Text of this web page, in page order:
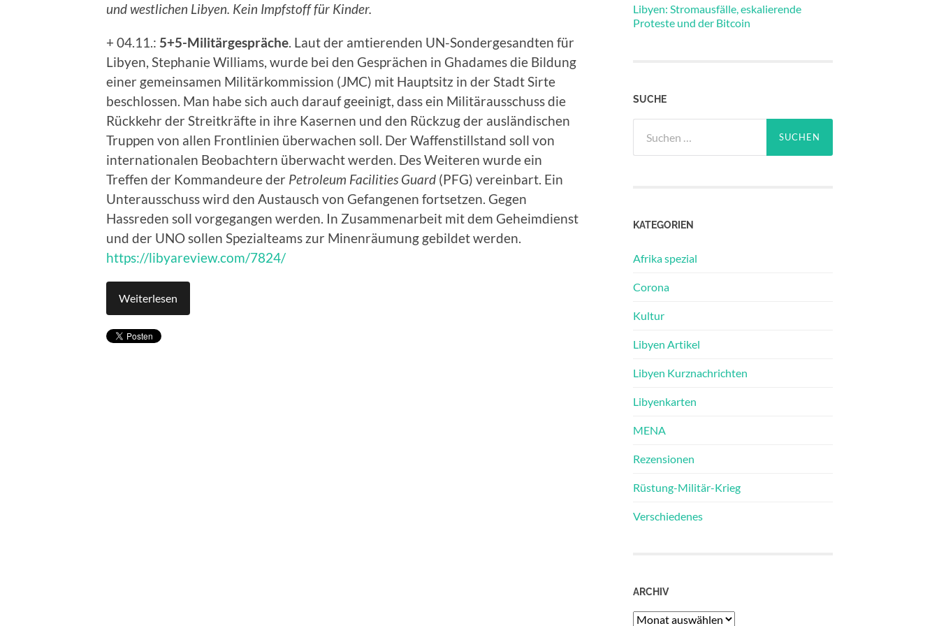
und westlichen Libyen. Kein Impfstoff für Kinder.
+ 04.11.: 5+5-Militärgespräche. Laut der amtierenden UN-Sondergesandten für
Libyen, Stephanie Williams, wurde bei den Gesprächen in Ghadames die Bildung
einer gemeinsamen Militärkommission (JMC) mit Hauptsitz in der Stadt Sirte
beschlossen. Man habe sich auch darauf geeinigt, dass ein Militärausschuss die
Rückkehr der Streitkräfte in ihre Kasernen und den Rückzug der ausländischen
Truppen von allen Frontlinien überwachen soll. Der Waffenstillstand soll von
internationalen Beobachtern überwacht werden. Des Weiteren wurde ein
Treffen der Kommandeure der Petroleum Facilities Guard (PFG) vereinbart. Ein
Unterausschuss wird den Austausch von Gefangenen fortsetzen. Gegen
Hassreden soll vorgegangen werden. In Zusammenarbeit mit dem Geheimdienst
und der UNO sollen Spezialteams zur Minenräumung gebildet werden.
https://libyareview.com/7824/
Weiterlesen
Libyen: Stromausfälle, eskalierende
Proteste und der Bitcoin
SUCHE
nach:
KATEGORIEN
Afrika spezial
Corona
Kultur
Libyen Artikel
Libyen Kurznachrichten
Libyenkarten
MENA
Rezensionen
Rüstung-Militär-Krieg
Verschiedenes
ARCHIV
Archiv